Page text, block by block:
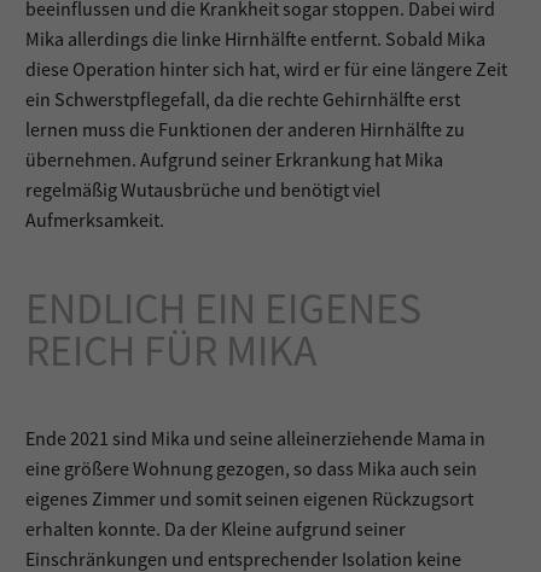
beeinflussen und die Krankheit sogar stoppen. Dabei wird
Mika allerdings die linke Hirnhälfte entfernt. Sobald Mika
diese Operation hinter sich hat, wird er für eine längere Zeit
ein Schwerstpflegefall, da die rechte Gehirnhälfte erst
lernen muss die Funktionen der anderen Hirnhälfte zu
übernehmen. Aufgrund seiner Erkrankung hat Mika
regelmäßig Wutausbrüche und benötigt viel
Aufmerksamkeit.
ENDLICH EIN EIGENES
REICH FÜR MIKA
Ende 2021 sind Mika und seine alleinerziehende Mama in
eine größere Wohnung gezogen, so dass Mika auch sein
eigenes Zimmer und somit seinen eigenen Rückzugsort
erhalten konnte. Da der Kleine aufgrund seiner
Einschränkungen und entsprechender Isolation keine